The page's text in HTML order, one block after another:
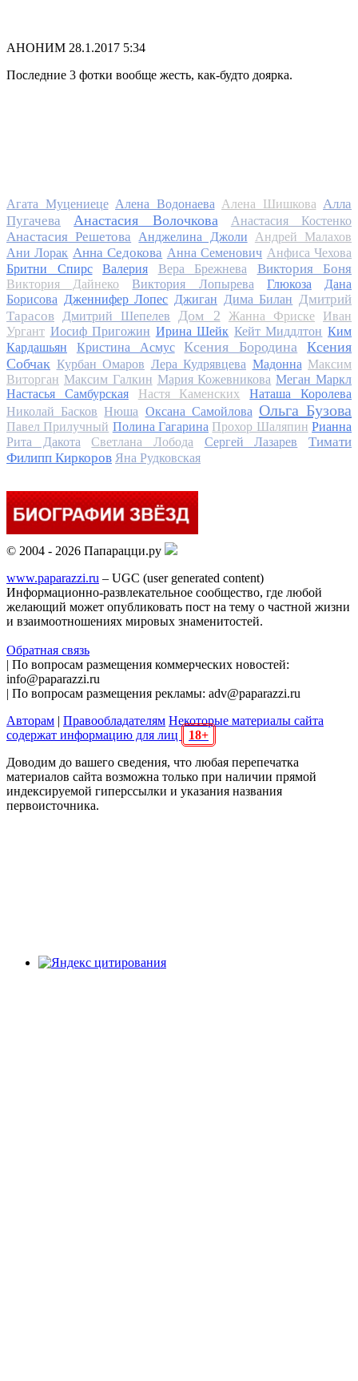
АНОНИМ 28.1.2017 5:34
Последние 3 фотки вообще жесть, как-будто доярка.
Агата Муцениеце Алена Водонаева Алена Шишкова Алла
Пугачева
Анастасия Волочкова Анастасия Костенко
Анастасия Решетова Анджелина Джоли
Андрей Малахов
Ани Лорак Анна Седокова Анна Семенович Анфиса Чехова
Бритни Спирс
Валерия Вера Брежнева Виктория Боня
Виктория Дайнеко Виктория Лопырева Глюкоза
Дана
Борисова Дженнифер Лопес Джиган Дима Билан Дмитрий
Тарасов
Дмитрий Шепелев Дом 2 Жанна Фриске
Иван
Ургант Иосиф Пригожин Ирина Шейк Кейт Миддлтон Ким
Кардашьян
Кристина Асмус Ксения Бородина
Ксения
Собчак Курбан Омаров Лера Кудрявцева Мадонна Максим
Виторган Максим Галкин Мария Кожевникова Меган Маркл
Настасья Самбурская
Настя Каменских
Наташа Королева
Николай Басков Нюша Оксана Самойлова Ольга Бузова
Павел Прилучный Полина Гагарина Прохор Шаляпин Рианна
Рита Дакота
Светлана Лобода Сергей Лазарев
Тимати
Филипп Киркоров Яна Рудковская
© 2004 - 2026 Папарацци.ру
www.paparazzi.ru – UGC (user generated content)
Информационно-развлекательное сообщество, где любой
желающий может опубликовать пост на тему о частной жизни
и взаимоотношениях мировых знаменитостей.
Обратная связь
| По вопросам размещения коммерческих новостей:
info@paparazzi.ru
| По вопросам размещения рекламы: adv@paparazzi.ru
Авторам | Правообладателям Некоторые материалы сайта
содержат информацию для лиц
18+
Доводим до вашего сведения, что любая перепечатка
материалов сайта возможна только при наличии прямой
индексируемой гиперссылки и указания названия
первоисточника.